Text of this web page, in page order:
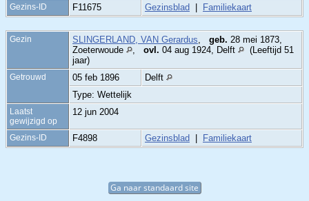
Gezins-ID F11675 Gezinsblad Familiekaart
Gezin SLINGERLAND, VAN Gerardus geb. 28 mei 1873,
Zoeterwoude
ovl. 04 aug 1924, Delft
(Leeftijd 51
jaar)
Getrouwd 05 feb 1896
Delft
Type: Wettelijk
Laatst
gewijzigd op
12 jun 2004
Gezins-ID F4898 Gezinsblad Familiekaart
Ga naar standaard site